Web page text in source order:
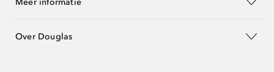
Over Douglas